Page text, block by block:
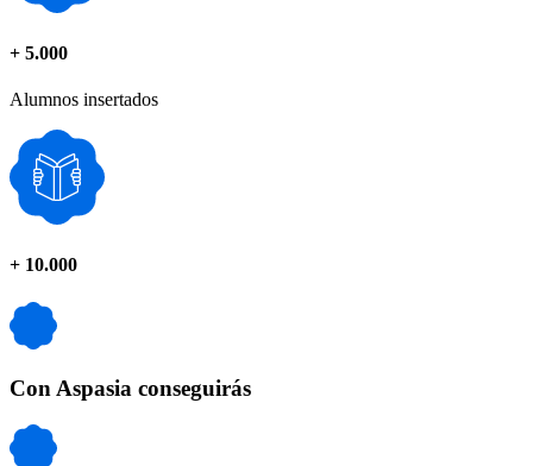
+ 5.000
Alumnos insertados
+ 10.000
Con Aspasia conseguirás